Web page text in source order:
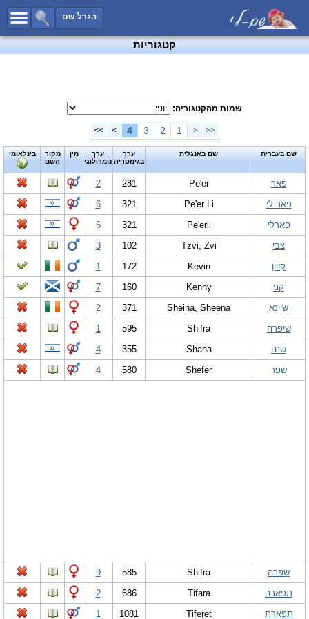
הגרל שם
כל השמות
שמות לבנים
קטגוריות
חדש!
נומרולוגיה
צור קשר
פייסבוק
קטגוריות
שמות מהקטגוריה:
<<
<
1
2
3
4
>
>>
שם בעברית שם באנגלית
ערך
בגימטריה
ערך
נומרולוגי
מין
מקור
השם
בינלאומי
פאר Pe'er
281
2
פאר לי
Pe'er Li
321
6
פארלי
Pe'erli
321
6
צבי
Tzvi, Zvi
102
3
קווין
Kevin
172
1
קני
Kenny
160
7
שיינא
Sheina, Sheena
371
2
שיפרה
Shifra
595
1
שנה
Shana
355
4
שפר
Shefer
580
4
שפרה Shifra
585
9
תפארה
Tifara
686
2
תפארת
Tiferet
1081
1